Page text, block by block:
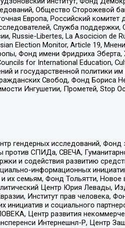
Общество Сторожевой
Европа, Российский комитет
Служба поддержки,
Russie-Libertes, La Asocicion de
Election Monitor, Article 19,
Фонд имени Фридриха Эберта,
for International Education,
и государственной политики им
Свобод, Фонд Бориса
Ингушетии, Прометей, Stop
гендерных исследований, Фонд
СПИДа, СВЕЧА,
и содействия развитию
информационных
их семьям, Фонд Тольятти, Новое
Центр Юрия Левады,
Институт прав человека,
инициатив и социального
Центр развития
Интернешнл-Р, Центр